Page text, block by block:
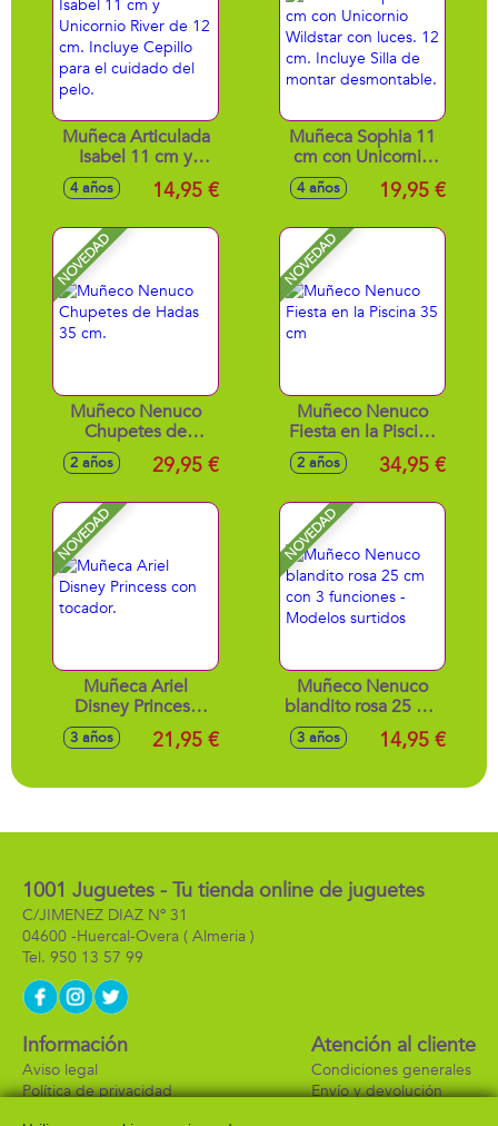
Muñeca Articulada
Isabel 11 cm y
Unicornio River de
12 cm. Incluye
cuidado del pelo.
4 años 14,95 €
Muñeca Sophia 11
cm con Unicornio
Wildstar con luces.
12 cm. Incluye Silla
desmontable.
4 años 19,95 €
NOVEDAD
Muñeco Nenuco
Chupetes de
Hadas 35 cm.
2 años 29,95 €
NOVEDAD
Muñeco Nenuco
Fiesta en la Piscina
35 cm
2 años 34,95 €
NOVEDAD
Muñeca Ariel
Disney Princess
con tocador.
3 años 21,95 €
NOVEDAD
Muñeco Nenuco
blandito rosa 25 cm
con 3 funciones -
Modelos surtidos
3 años 14,95 €
1001 Juguetes - Tu tienda online de juguetes
C/JIMENEZ DIAZ Nº 31
04600 -Huercal-Overa ( Almeria )
950 13 57 99
Información
Aviso legal
Política de privacidad
Atención al cliente
Condiciones generales
Envío y devolución